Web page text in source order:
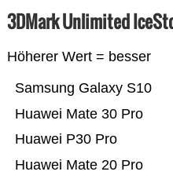
3DMark Unlimited
Höherer Wert = besser
Huawei Mate 20 Pro
Huawei P30 Pro
Huawei Mate 30 Pro
Samsung Galaxy S10